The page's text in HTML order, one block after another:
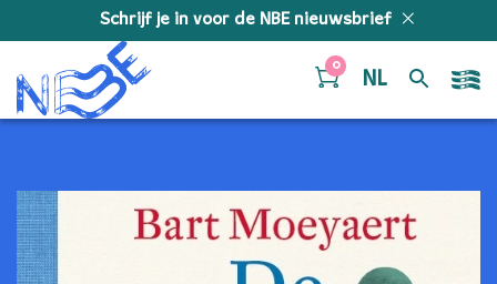
Schrijf je in voor de NBE nieuwsbrief
0
NL